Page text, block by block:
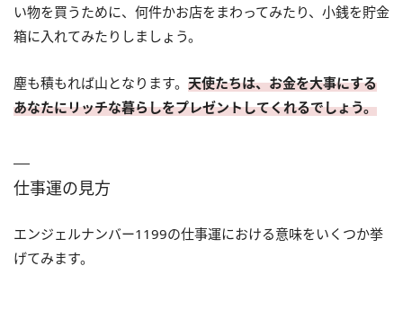
い物を買うために、何件かお店をまわってみたり、小銭を貯金
箱に入れてみたりしましょう。
塵も積もれば山となります。 天使たちは、お金を大事にする
あなたにリッチな暮らしをプレゼントしてくれるでしょう。
仕事運の見方
エンジェルナンバー1199の仕事運における意味をいくつか挙
げてみます。